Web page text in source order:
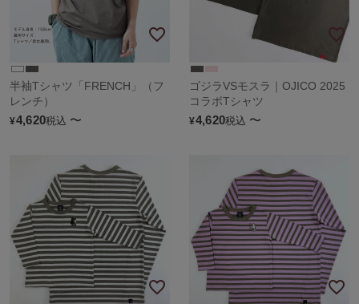
半袖Tシャツ「FRENCH」（フ
レンチ）
¥4,620税込 〜
ゴジラVSモスラ｜OJICO 2025
コラボTシャツ
¥4,620税込 〜